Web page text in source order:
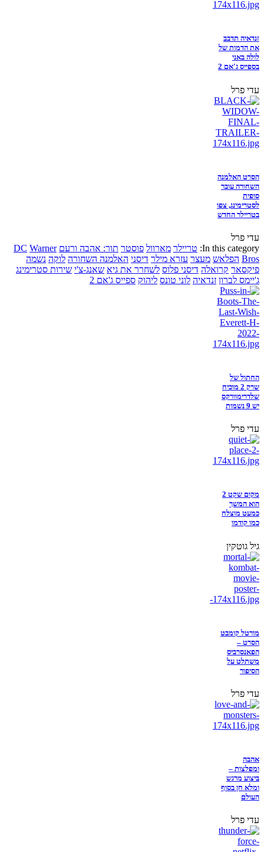
זנדאיה תדבב
את הדמות של
לולה באני
בספייס ג'אם 2
עדי פרל
הסרט האלמנה
השחורה עובר
סופית
לסטרימינג, צפו
בטריילר החדש
עדי פרל
In this category: טריילר מארוול פוסטר תור: אהבה ורעם DC Warner
Bros הפלאש מעצר עזרא מילר דיסני האלמנה השחורה לוקה נשמה
פיקסאר קרואלה דיסני פלוס לשחרר את גיא שאנג-צ'י שירות סטרימינג
ג'יימס לברון זנדאיה לוני טונס ליהוק ספייס ג'אם 2
החתול של
שרק 2 מוכיח
שלדרימוורקס
יש 9 נשמות
עדי פרל
מקום שקט 2
הוא המשך
כמעט מוצלח
כמו קודמו
גיל גוטקין
מורטל קומבט
הסרט –
הפאנסרביס
משתלט על
הסיפור
עדי פרל
אהבה
ומפלצות –
ביצוע מרגש
ומלא חן בסוף
העולם
עדי פרל